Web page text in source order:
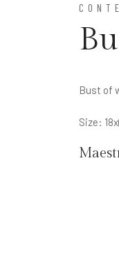
Bust of
Size: